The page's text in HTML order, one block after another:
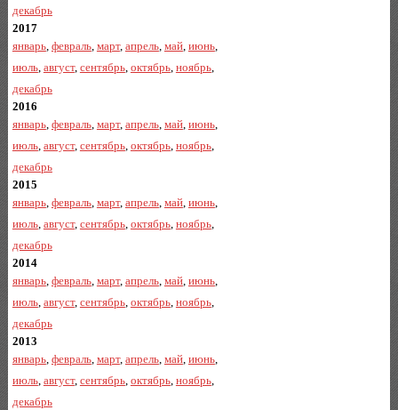
декабрь
2017
январь, февраль, март, апрель, май, июнь,
июль, август, сентябрь, октябрь, ноябрь,
декабрь
2016
январь, февраль, март, апрель, май, июнь,
июль, август, сентябрь, октябрь, ноябрь,
декабрь
2015
январь, февраль, март, апрель, май, июнь,
июль, август, сентябрь, октябрь, ноябрь,
декабрь
2014
январь, февраль, март, апрель, май, июнь,
июль, август, сентябрь, октябрь, ноябрь,
декабрь
2013
январь, февраль, март, апрель, май, июнь,
июль, август, сентябрь, октябрь, ноябрь,
декабрь